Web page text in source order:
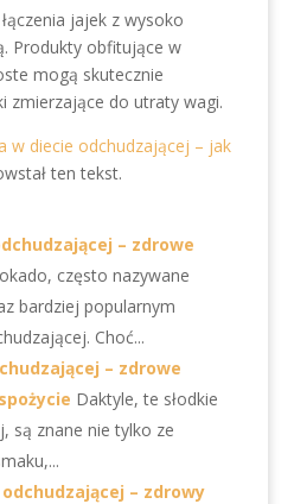
jajek z wysoko
Produkty obfitujące w
mogą skutecznie
zmierzające do utraty wagi.
w diecie odchudzającej – jak
ten tekst.
– zdrowe
często nazywane
bardziej popularnym
Choć...
– zdrowe
Daktyle, te słodkie
są znane nie tylko ze
– zdrowy